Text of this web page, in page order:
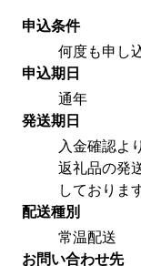
申込条件
何度も申し
申込期日
通年
発送期日
入金確認よ
返礼品の発
しておりま
配送種別
常温配送
お問い合わせ先